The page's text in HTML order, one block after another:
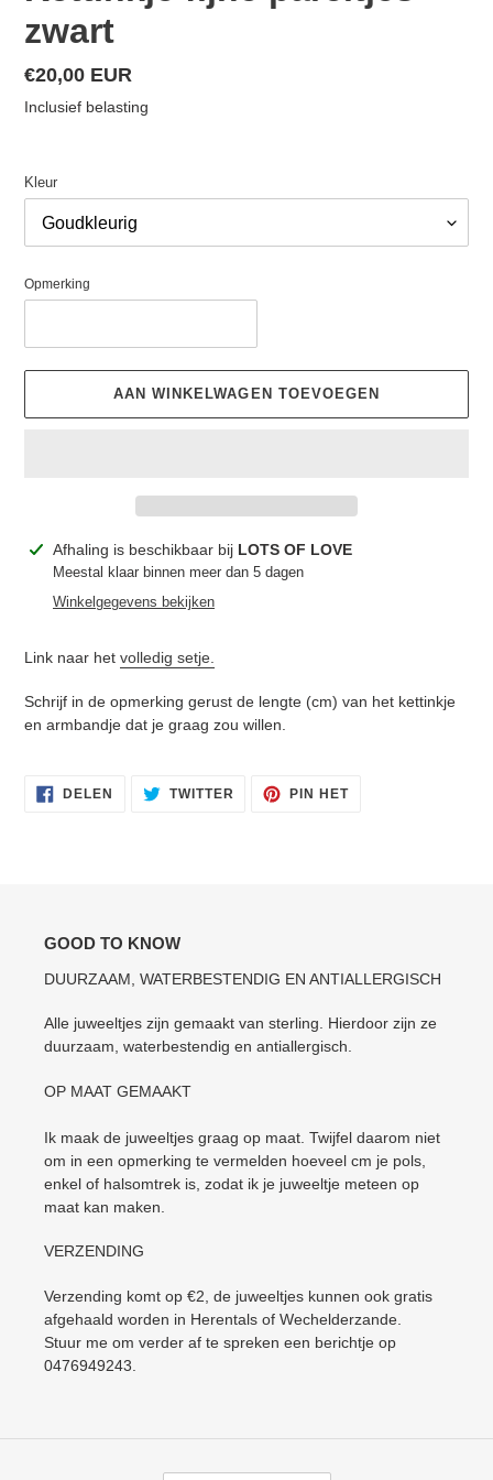
zwart
Normale
prijs
€20,00 EUR
Inclusief belasting
Kleur
Opmerking
AAN WINKELWAGEN TOEVOEGEN
Product
toegevoegen
Afhaling is beschikbaar bij LOTS OF LOVE
Meestal klaar binnen meer dan 5 dagen
Winkelgegevens bekijken
Link naar het volledig setje.
Schrijf in de opmerking gerust de lengte (cm) van het kettinkje
en armbandje dat je graag zou willen.
DELEN
DELEN TWITTER TWITTERENPIN HETPINNEN
GOOD TO KNOW
DUURZAAM, WATERBESTENDIG EN ANTIALLERGISCH
Alle juweeltjes zijn gemaakt van sterling. Hierdoor zijn ze
duurzaam, waterbestendig en antiallergisch.
OP MAAT GEMAAKT
Ik maak de juweeltjes graag op maat. Twijfel daarom niet
om in een opmerking te vermelden hoeveel cm je pols,
enkel of halsomtrek is, zodat ik je juweeltje meteen op
maat kan maken.
VERZENDING
Verzending komt op €2, de juweeltjes kunnen ook gratis
afgehaald worden in Herentals of Wechelderzande.
Stuur me om verder af te spreken een berichtje op
0476949243.